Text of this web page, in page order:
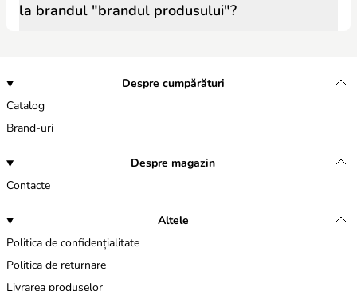
la brandul "brandul produsului"?
Despre cumpărături
Catalog
Brand-uri
Despre magazin
Contacte
Altele
Politica de confidențialitate
Politica de returnare
Livrarea produselor